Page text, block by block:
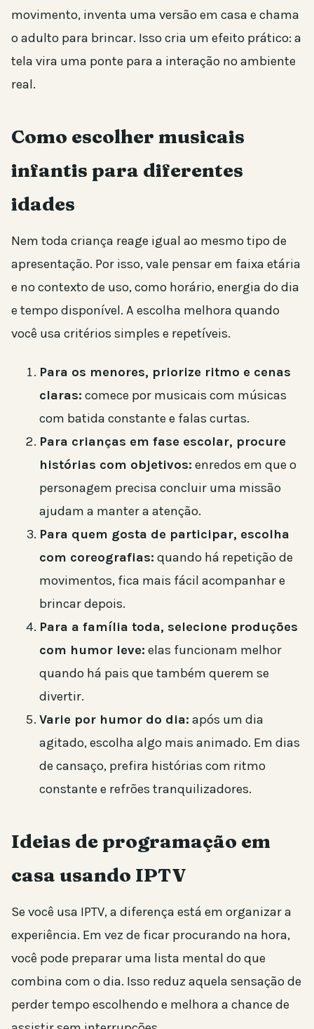
movimento, inventa uma versão em casa e chama
o adulto para brincar. Isso cria um efeito prático: a
tela vira uma ponte para a interação no ambiente
real.
Como escolher musicais
infantis para diferentes
idades
Nem toda criança reage igual ao mesmo tipo de
apresentação. Por isso, vale pensar em faixa etária
e no contexto de uso, como horário, energia do dia
e tempo disponível. A escolha melhora quando
você usa critérios simples e repetíveis.
Para os menores, priorize ritmo e cenas
claras: comece por musicais com músicas
com batida constante e falas curtas.
Para crianças em fase escolar, procure
histórias com objetivos: enredos em que o
personagem precisa concluir uma missão
ajudam a manter a atenção.
Para quem gosta de participar, escolha
com coreografias: quando há repetição de
movimentos, fica mais fácil acompanhar e
brincar depois.
Para a família toda, selecione produções
com humor leve: elas funcionam melhor
quando há pais que também querem se
divertir.
Varie por humor do dia: após um dia
agitado, escolha algo mais animado. Em dias
de cansaço, prefira histórias com ritmo
constante e refrões tranquilizadores.
Ideias de programação em
casa usando IPTV
Se você usa IPTV, a diferença está em organizar a
experiência. Em vez de ficar procurando na hora,
você pode preparar uma lista mental do que
combina com o dia. Isso reduz aquela sensação de
perder tempo escolhendo e melhora a chance de